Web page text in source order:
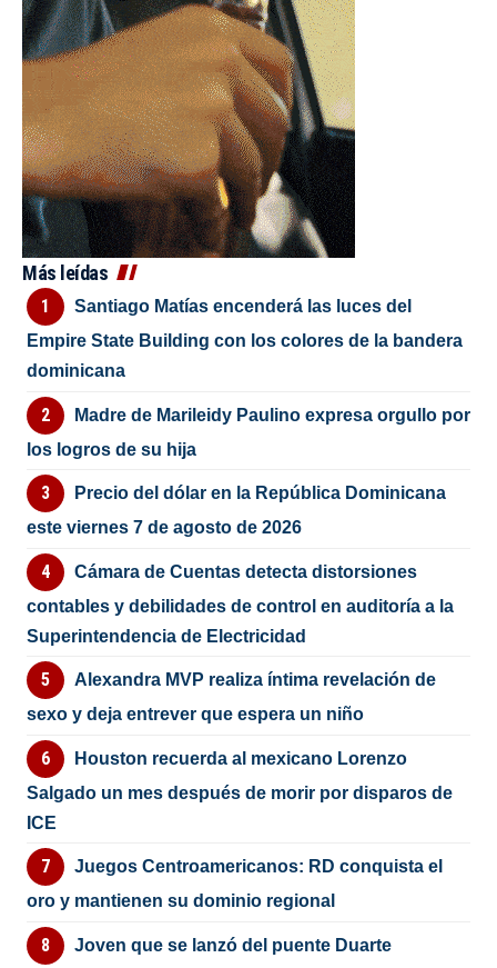
Más leídas
Santiago Matías encenderá las luces del
Empire State Building con los colores de la bandera
dominicana
Madre de Marileidy Paulino expresa orgullo por
los logros de su hija
Precio del dólar en la República Dominicana
este viernes 7 de agosto de 2026
Cámara de Cuentas detecta distorsiones
contables y debilidades de control en auditoría a la
Superintendencia de Electricidad
Alexandra MVP realiza íntima revelación de
sexo y deja entrever que espera un niño
Houston recuerda al mexicano Lorenzo
Salgado un mes después de morir por disparos de
ICE
Juegos Centroamericanos: RD conquista el
oro y mantienen su dominio regional
Joven que se lanzó del puente Duarte